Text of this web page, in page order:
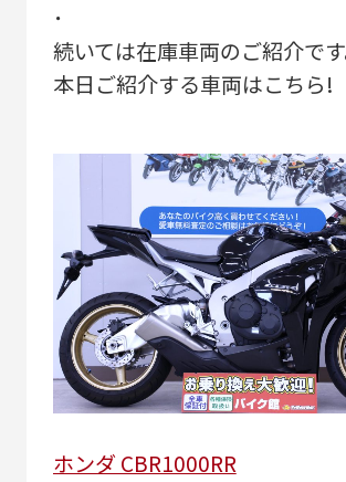
･
続いては在庫車両のご紹介です
本日ご紹介する車両はこちら!
ホンダ CBR1000RR